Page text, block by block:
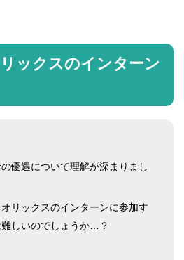
リックスのインターン
優遇について理解が深まりまし
リックスのインターンに参加す
難しいのでしょうか…？